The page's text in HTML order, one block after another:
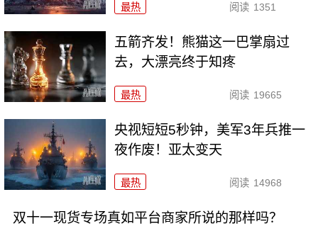
最热 阅读 1351
五箭齐发！熊猫这一巴掌扇过
去，大漂亮终于知疼
最热 阅读 19665
央视短短5秒钟，美军3年兵推一
夜作废！亚太变天
最热 阅读 14968
双十一现货专场真如平台商家所说的那样吗？